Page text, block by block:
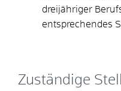
dreijähriger
entsprechendes
Zuständige